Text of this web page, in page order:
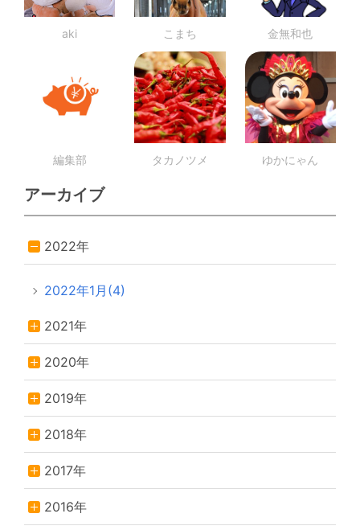
aki こまち 金無和也
編集部 タカノツメ ゆかにゃん
アーカイブ
2022年
2022年1月(4)
2021年
2020年
2019年
2018年
2017年
2016年